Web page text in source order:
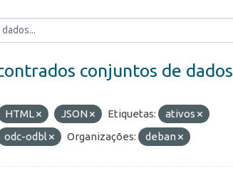
conjuntos de dados
HTML JSON Etiquetas:
ativos
odc-odbl Organizações: deban